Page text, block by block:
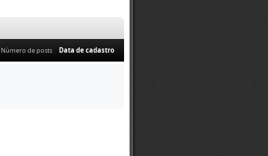
Número de posts Data de cadastro